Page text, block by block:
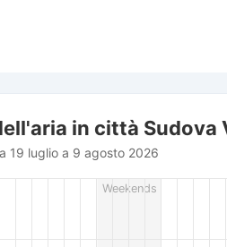
s), and Relative humidity (%).
Weekends
in città Sudova
19 luglio a 9 agosto 2026